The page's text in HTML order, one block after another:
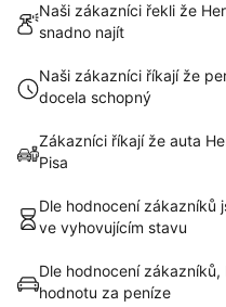
Naši zákazníci řekli že
snadno najít
Naši zákazníci říkají že
docela schopný
Zákazníci říkají že auta
Pisa
Dle hodnocení zákazníků
ve vyhovujícím stavu
Dle hodnocení
hodnotu za peníze